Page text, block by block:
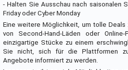
- Halten Sie Ausschau nach saisonalen
Friday oder Cyber Monday
Eine weitere Möglichkeit, um tolle Deals
von Second-Hand-Läden oder
einzigartige Stücke zu einem
Sie nicht, sich für die Plattformen
Angebote informiert zu werden.